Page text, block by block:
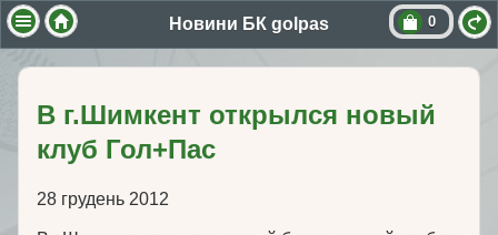
Новини БК golpas 0
В г.Шимкент открылся новый
клуб Гол+Пас
28 грудень 2012